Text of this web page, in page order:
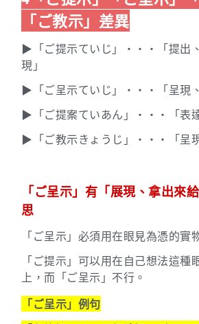
「ご教示」差異
▶「ご提示ていじ」・・・「提出
現」
▶「ご呈示ていじ」・・・「呈現
▶「ご提案ていあん 」・・・「表
▶「ご教示きょうじ」・・・「呈
「ご呈示」有「展現、拿出來
思
「ご呈示」必須用在眼見為憑的實
「ご提示」可以用在自己想法這種
上，而「ご呈示」不行。
「ご呈示」例句